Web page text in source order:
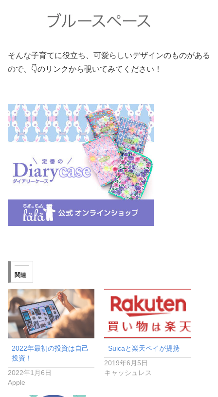
そんな子育てに役立ち、可愛らしいデザインのものがある
ので、👇のリンクから覗いてみてください！
関連
2022年最初の投資は自己
投資！
2022年1月6日
Apple
Suicaと楽天ペイが提携
2019年6月5日
キャッシュレス